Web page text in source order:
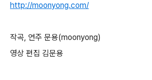
http://moonyong.com/
작곡, 연주 문용(moonyong)
영상 편집 김문용